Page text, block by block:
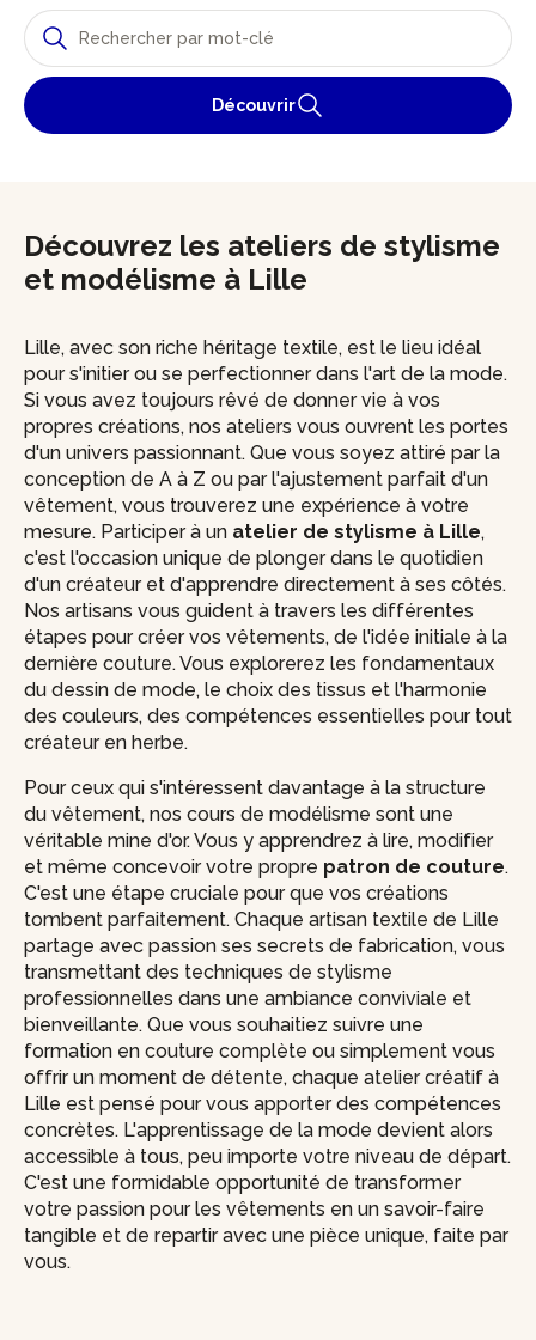
Découvrir
Découvrez les ateliers de stylisme
et modélisme à Lille
Lille, avec son riche héritage textile, est le lieu idéal
pour s'initier ou se perfectionner dans l'art de la mode.
Si vous avez toujours rêvé de donner vie à vos
propres créations, nos ateliers vous ouvrent les portes
d'un univers passionnant. Que vous soyez attiré par la
conception de A à Z ou par l'ajustement parfait d'un
vêtement, vous trouverez une expérience à votre
mesure. Participer à un atelier de stylisme à Lille,
c'est l'occasion unique de plonger dans le quotidien
d'un créateur et d'apprendre directement à ses côtés.
Nos artisans vous guident à travers les différentes
étapes pour créer vos vêtements, de l'idée initiale à la
dernière couture. Vous explorerez les fondamentaux
du dessin de mode, le choix des tissus et l'harmonie
des couleurs, des compétences essentielles pour tout
créateur en herbe.
Pour ceux qui s'intéressent davantage à la structure
du vêtement, nos cours de modélisme sont une
véritable mine d'or. Vous y apprendrez à lire, modifier
et même concevoir votre propre patron de couture.
C'est une étape cruciale pour que vos créations
tombent parfaitement. Chaque artisan textile de Lille
partage avec passion ses secrets de fabrication, vous
transmettant des techniques de stylisme
professionnelles dans une ambiance conviviale et
bienveillante. Que vous souhaitiez suivre une
formation en couture complète ou simplement vous
offrir un moment de détente, chaque atelier créatif à
Lille est pensé pour vous apporter des compétences
concrètes. L'apprentissage de la mode devient alors
accessible à tous, peu importe votre niveau de départ.
C'est une formidable opportunité de transformer
votre passion pour les vêtements en un savoir-faire
tangible et de repartir avec une pièce unique, faite par
vous.